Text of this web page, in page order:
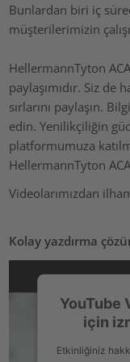
Bunlardan biri iç
müşterilerimizin
HellermannTyton
paylaşımıdır. Siz de
sırlarını paylaşın.
edin. Yenilikçiliğin
platformumuza
HellermannTyton
Videolarımızdan
Kolay yazdırma
YouTube
için
Etkinliğiniz